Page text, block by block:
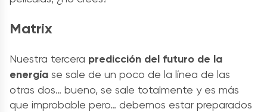
Matrix
Nuestra tercera predicción del futuro de la
energía se sale de un poco de la línea de las
otras dos… bueno, se sale totalmente y es más
que improbable pero… debemos estar preparados